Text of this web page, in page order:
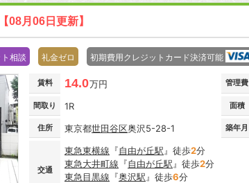
【08月06日更新】
相談 礼金ゼロ 初期費用クレジットカード決済可能
賃料 14.0万円 管理費
間取り 1R 面積
住所 東京都世田谷区奥沢5-28-1 築年月
交通
東急東横線 『自由が丘駅 』徒歩2分
東急大井町線 『自由が丘駅 』徒歩2分
東急目黒線 『奥沢駅 』徒歩6分